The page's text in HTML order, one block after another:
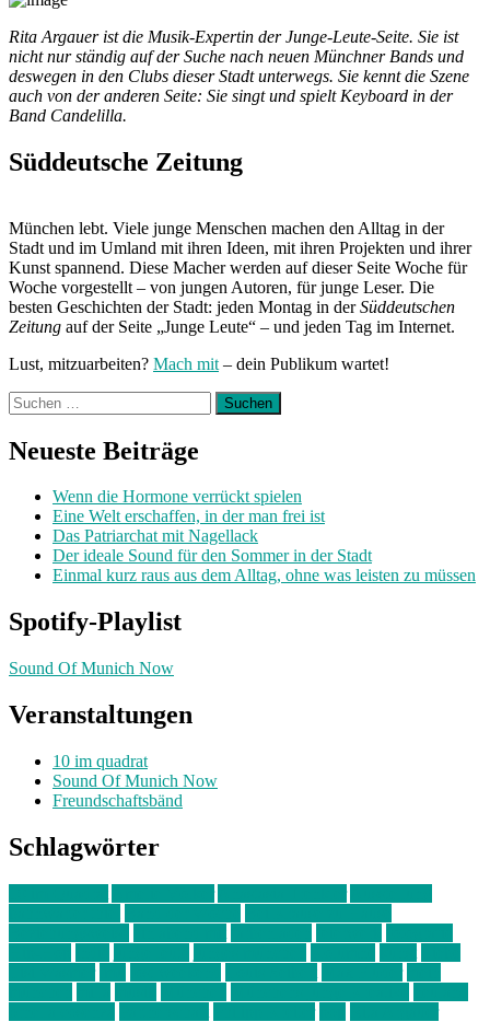
Rita Argauer ist die Musik-Expertin der Junge-Leute-Seite. Sie ist
nicht nur ständig auf der Suche nach neuen Münchner Bands und
deswegen in den Clubs dieser Stadt unterwegs. Sie kennt die Szene
auch von der anderen Seite: Sie singt und spielt Keyboard in der
Band Candelilla.
Süddeutsche Zeitung
München lebt. Viele junge Menschen machen den Alltag in der
Stadt und im Umland mit ihren Ideen, mit ihren Projekten und ihrer
Kunst spannend. Diese Macher werden auf dieser Seite Woche für
Woche vorgestellt – von jungen Autoren, für junge Leser. Die
besten Geschichten der Stadt: jeden Montag in derSüddeutschen
Zeitung auf der Seite „Junge Leute“ – und jeden Tag im Internet.
Lust, mitzuarbeiten? Mach mit – dein Publikum wartet!
Suchen
nach:
Neueste Beiträge
Wenn die Hormone verrückt spielen
Eine Welt erschaffen, in der man frei ist
Das Patriarchat mit Nagellack
Der ideale Sound für den Sommer in der Stadt
Einmal kurz raus aus dem Alltag, ohne was leisten zu müssen
Spotify-Playlist
Sound Of Munich Now
Veranstaltungen
10 im quadrat
Sound Of Munich Now
Freundschaftsbänd
Schlagwörter